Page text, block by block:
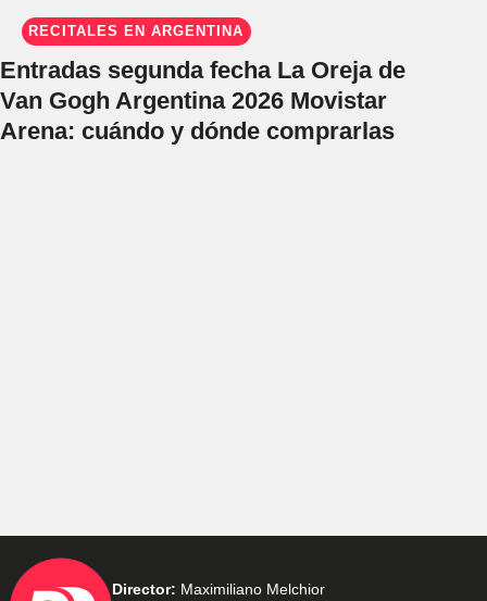
RECITALES EN ARGENTINA
Entradas segunda fecha La Oreja de
Van Gogh Argentina 2026 Movistar
Arena: cuándo y dónde comprarlas
Director: Maximiliano Melchior